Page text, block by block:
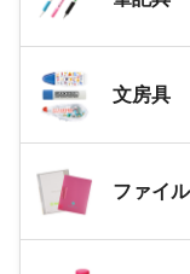
文房具
ファイ